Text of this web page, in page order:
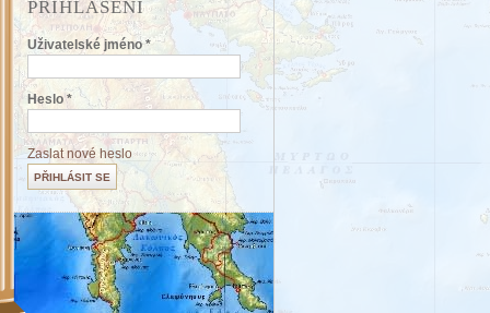
PŘIHLÁŠENÍ
Uživatelské jméno*
Heslo *
Zaslat nové heslo